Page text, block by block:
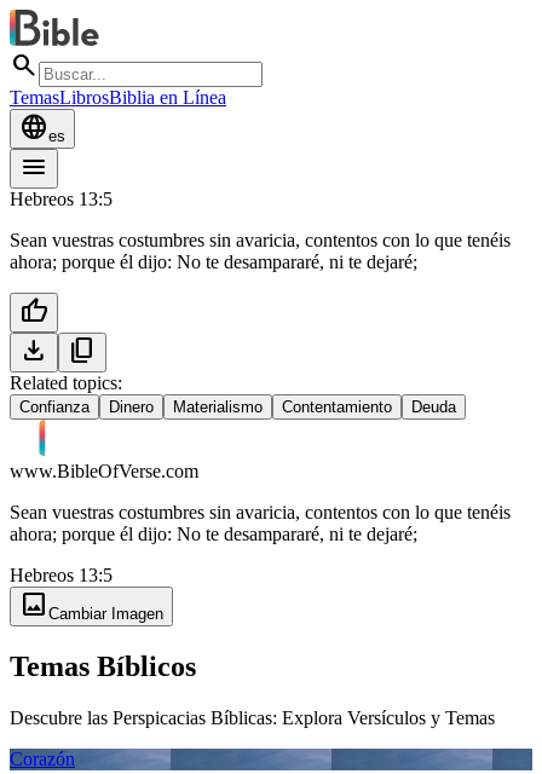
search
TemasLibrosBiblia en Línea
languagees
menu
Hebreos 13:5
Sean vuestras costumbres sin avaricia, contentos con lo que tenéis
ahora; porque él dijo: No te desampararé, ni te dejaré;
thumb_up
download
content_copy
Related topics:
Confianza Dinero Materialismo Contentamiento Deuda
www.BibleOfVerse.com
Sean vuestras costumbres sin avaricia, contentos con lo que tenéis
ahora; porque él dijo: No te desampararé, ni te dejaré;
Hebreos 13:5
image Cambiar Imagen
Temas Bíblicos
Descubre las Perspicacias Bíblicas: Explora Versículos y Temas
Corazón